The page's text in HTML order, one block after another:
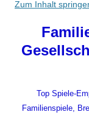
Zum Inhalt
Top Spiele-
Familienspiele,